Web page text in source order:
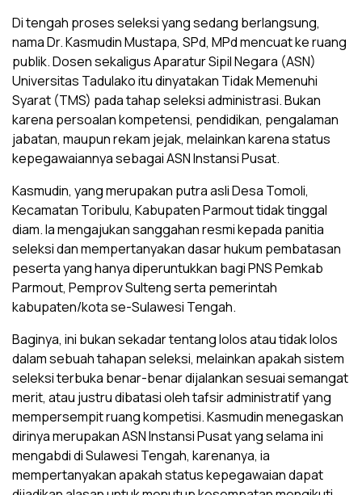
Di tengah proses seleksi yang sedang berlangsung,
nama Dr. Kasmudin Mustapa, SPd, MPd mencuat ke ruang
publik. Dosen sekaligus Aparatur Sipil Negara (ASN)
Universitas Tadulako itu dinyatakan Tidak Memenuhi
Syarat (TMS) pada tahap seleksi administrasi. Bukan
karena persoalan kompetensi, pendidikan, pengalaman
jabatan, maupun rekam jejak, melainkan karena status
kepegawaiannya sebagai ASN Instansi Pusat.
Kasmudin, yang merupakan putra asli Desa Tomoli,
Kecamatan Toribulu, Kabupaten Parmout tidak tinggal
diam. Ia mengajukan sanggahan resmi kepada panitia
seleksi dan mempertanyakan dasar hukum pembatasan
peserta yang hanya diperuntukkan bagi PNS Pemkab
Parmout, Pemprov Sulteng serta pemerintah
kabupaten/kota se-Sulawesi Tengah.
Baginya, ini bukan sekadar tentang lolos atau tidak lolos
dalam sebuah tahapan seleksi, melainkan apakah sistem
seleksi terbuka benar-benar dijalankan sesuai semangat
merit, atau justru dibatasi oleh tafsir administratif yang
mempersempit ruang kompetisi. Kasmudin menegaskan
dirinya merupakan ASN Instansi Pusat yang selama ini
mengabdi di Sulawesi Tengah, karenanya, ia
mempertanyakan apakah status kepegawaian dapat